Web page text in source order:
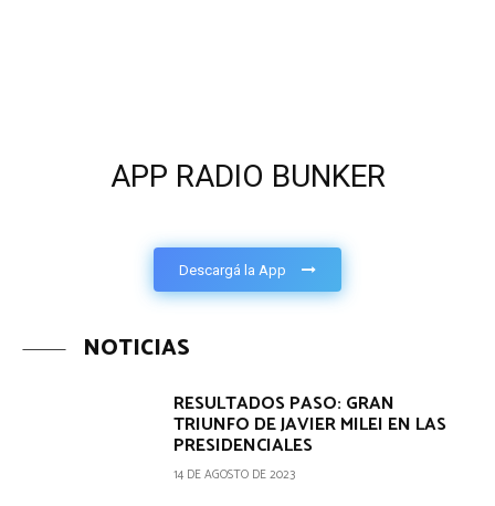
APP RADIO BUNKER
Descargá la App
NOTICIAS
RESULTADOS PASO: GRAN
TRIUNFO DE JAVIER MILEI EN LAS
PRESIDENCIALES
14 DE AGOSTO DE 2023